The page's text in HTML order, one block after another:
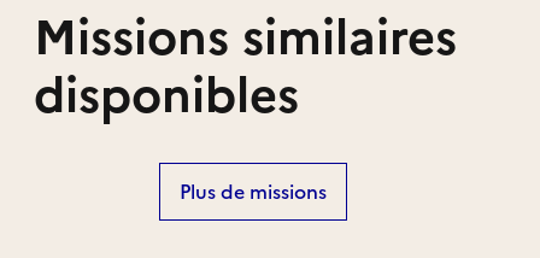
Missions similaires
disponibles
Plus de missions